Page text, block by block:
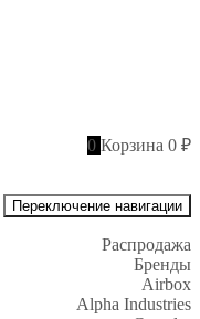
0 Корзина 0 ₽
Переключение навигации
Распродажа
Бренды
Airbox
Alpha Industries